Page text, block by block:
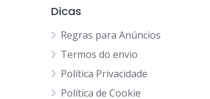
Dicas
Regras para Anúncios
Termos do envio
Política Privacidade
Política de Cookie